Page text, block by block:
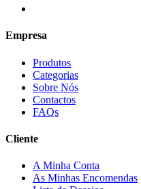
Empresa
Produtos
Categorias
Sobre Nós
Contactos
FAQs
Cliente
A Minha Conta
As Minhas Encomendas